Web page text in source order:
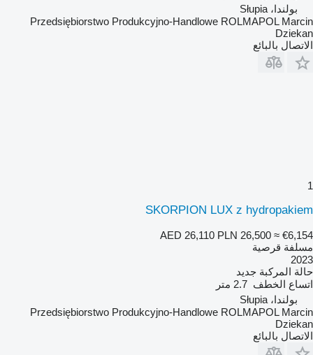
بولندا، Słupia
Przedsiębiorstwo Produkcyjno-Handlowe ROLMAPOL Marcin
Dziekan
الاتصال بالبائع
1
SKORPION LUX z hydropakiem
AED 26,110 PLN 26,500 ≈ €6,154
مسلفة قرصية
2023
حالة المركبة جديد
اتساع الخطف 2.7 متر
بولندا، Słupia
Przedsiębiorstwo Produkcyjno-Handlowe ROLMAPOL Marcin
Dziekan
الاتصال بالبائع